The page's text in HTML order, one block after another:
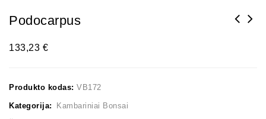
Podocarpus
133,23€
Produkto kodas: VB172
Kategorija: Kambariniai Bonsai